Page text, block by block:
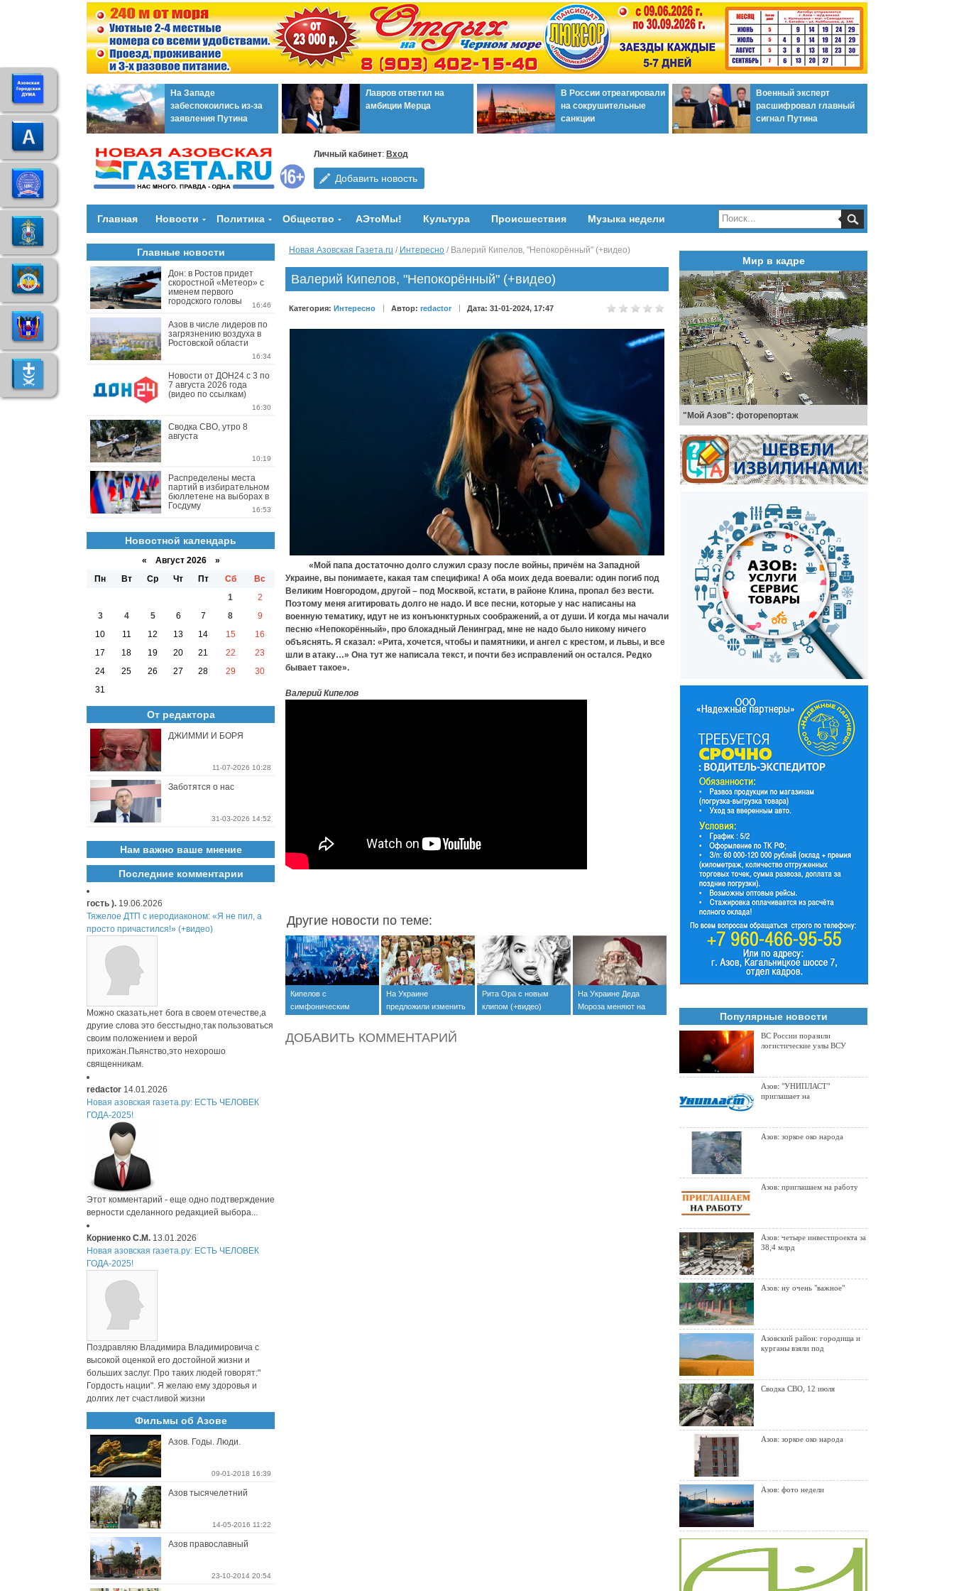
На Западе
забеспокоились из-за
заявления Путина
Лавров ответил на
амбиции Мерца
В России отреагировали
на сокрушительные
санкции
Военный эксперт
расшифровал главный
сигнал Путина
Личный кабинет: Вход
Добавить новость
Главная Новости Политика Общество АЭтоМы! Культура Происшествия Музыка недели
Новая Азовская Газета.ru / Интересно / Валерий Кипелов, "Непокорённый" (+видео)
Валерий Кипелов, "Непокорённый" (+видео)
Категория: Интересно Автор: redactor Дата: 31-01-2024, 17:47
«Мой папа достаточно долго служил сразу после войны, причём на Западной
Украине, вы понимаете, какая там специфика! А оба моих деда воевали: один погиб под
Великим Новгородом, другой – под Москвой, кстати, в районе Клина, пропал без вести.
Поэтому меня агитировать долго не надо. И все песни, которые у нас написаны на
военную тематику, идут не из конъюнктурных соображений, а от души. И когда мы начали
песню «Непокорённый», про блокадный Ленинград, мне не надо было никому ничего
объяснять. Я сказал: «Рита, хочется, чтобы и памятники, и ангел с крестом, и львы, и все
шли в атаку…» Она тут же написала текст, и почти без исправлений он остался. Редко
бывает такое».
Валерий Кипелов
Другие новости по теме:
Кипелов с
симфоническим
На Украине
предложили изменить
Рита Ора с новым
клипом (+видео)
На Украине Деда
Мороза меняют на
ДОБАВИТЬ КОММЕНТАРИЙ
Главные новости
Дон: в Ростов придет
скоростной «Метеор» с
именем первого
городского головы
16:46
Азов в числе лидеров по
загрязнению воздуха в
Ростовской области
16:34
Новости от ДОН24 с 3 по
7 августа 2026 года
(видео по ссылкам)
16:30
Сводка СВО, утро 8
августа
10:19
Распределены места
партий в избирательном
бюллетене на выборах в
Госдуму
16:53
Новостной календарь
« Август 2026 »
Пн
Вт Ср Чт Пт Сб
Вс
1
2
3
4 5 6 7 8
9
10
11 12 13 14 15
16
17
18 19 20 21 22
23
24
25 26 27 28 29
30
31
От редактора
ДЖИММИ И БОРЯ
11-07-2026 10:28
Заботятся о нас
31-03-2026 14:52
Нам важно ваше мнение
Последние комментарии
гость ). 19.06.2026
Тяжелое ДТП с иеродиаконом: «Я не пил, а
просто причастился!» (+видео)
Можно сказать,нет бога в своем отечестве,а
другие слова это бесстыдно,так пользоваться
своим положением и верой
прихожан.Пьянство,это нехорошо
священникам.
redactor 14.01.2026
Новая азовская газета.ру: ЕСТЬ ЧЕЛОВЕК
ГОДА-2025!
Этот комментарий - еще одно подтверждение
верности сделанного редакцией выбора...
Корниенко С.М. 13.01.2026
Новая азовская газета.ру: ЕСТЬ ЧЕЛОВЕК
ГОДА-2025!
Поздравляю Владимира Владимировича с
высокой оценкой его достойной жизни и
больших заслуг. Про таких людей говорят:"
Гордость нации". Я желаю ему здоровья и
долгих лет счастливой жизни
Фильмы об Азове
Азов. Годы. Люди.
09-01-2018 16:39
Азов тысячелетний
14-05-2016 11:22
Азов православный
23-10-2014 20:54
Мир в кадре
"Мой Азов": фоторепортаж
Популярные новости
ВС России поразили
логистические узлы ВСУ
Азов: "УНИПЛАСТ"
приглашает на
Азов: зоркое око народа
Азов: приглашаем на работу
Азов: четыре инвестпроекта за
38,4 млрд
Азов: ну очень "важное"
Азовский район: городища и
курганы взяли под
Сводка СВО, 12 июля
Азов: зоркое око народа
Азов: фото недели